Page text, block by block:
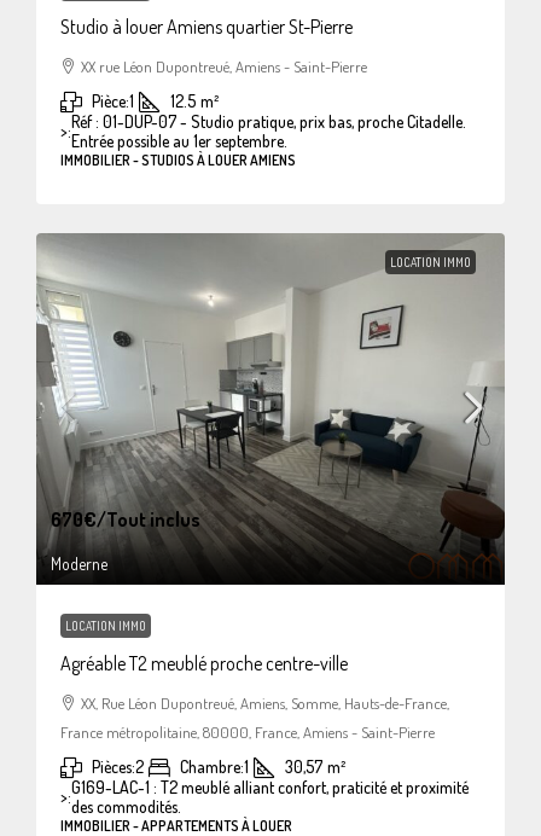
Studio à louer Amiens quartier St-Pierre
XX rue Léon Dupontreué, Amiens - Saint-Pierre
Pièce:1 12.5 m²
>:Réf : 01-DUP-07 - Studio pratique, prix bas, proche Citadelle.
Entrée possible au 1er septembre.
IMMOBILIER - STUDIOS À LOUER AMIENS
LOCATION IMMO
670€/Tout inclus
Moderne
LOCATION IMMO
Agréable T2 meublé proche centre-ville
XX, Rue Léon Dupontreué, Amiens, Somme, Hauts-de-France,
France métropolitaine, 80000, France, Amiens - Saint-Pierre
Pièces:2 Chambre:1 30,57 m²
>:G169-LAC-1 : T2 meublé alliant confort, praticité et proximité
des commodités.
IMMOBILIER - APPARTEMENTS À LOUER